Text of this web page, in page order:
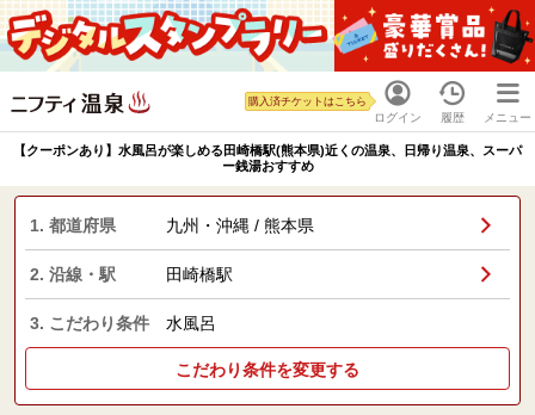
ログイン
購入済チケットはこちら
履歴 メニュー
【クーポンあり】水風呂が楽しめる田崎橋駅(熊本県)近くの温泉、日帰り温泉、スーパ
ー銭湯おすすめ
1. 都道府県 九州・沖縄 / 熊本県
2. 沿線・駅 田崎橋駅
3. こだわり条件 水風呂
こだわり条件を変更する